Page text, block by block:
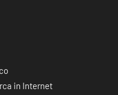
in Internet